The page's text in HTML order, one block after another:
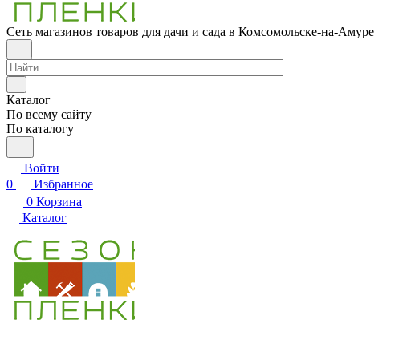
Сеть магазинов товаров для дачи и сада в Комсомольске-на-Амуре
Каталог
По всему сайту
По каталогу
Войти
0
Избранное
0 Корзина
Каталог